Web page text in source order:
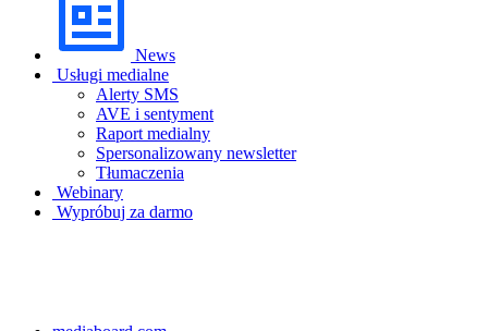
News
Usługi medialne
Alerty SMS
AVE i sentyment
Raport medialny
Spersonalizowany newsletter
Tłumaczenia
Webinary
Wypróbuj za darmo